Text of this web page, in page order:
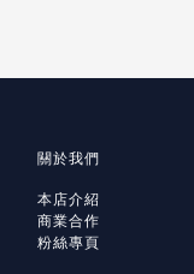
關於我們
本店介紹
商業合作
粉絲專頁